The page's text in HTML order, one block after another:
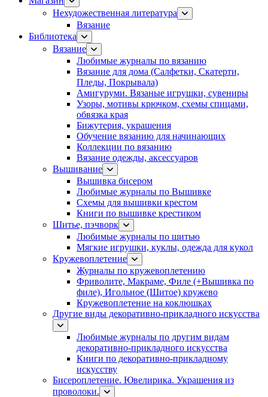
Нехудожественная литература
Вязание
Библиотека
Вязание
Любимые журналы по вязанию
Вязание для дома (Салфетки, Скатерти,
Пледы, Покрывала)
Амигуруми. Вязаные игрушки, сувениры
Узоры, мотивы крючком, схемы спицами,
обвязка края
Бижутерия, украшения
Обучение вязанию для начинающих
Коллекции по вязанию
Вязание одежды, аксессуаров
Вышивание
Вышивка бисером
Любимые журналы по Вышивке
Схемы для вышивки крестом
Книги по вышивке крестиком
Шитье, пэчворк
Любимые журналы по шитью
Мягкие игрушки, куклы, одежда для кукол
Кружевоплетение
Журналы по кружевоплетению
Фриволите, Макраме, Филе (+Вышивка по
филе), Игольное (Шитое) кружево
Кружевоплетение на коклюшках
Другие виды декоративно-прикладного искусства
Любимые журналы по другим видам
декоративно-прикладного искусства
Книги по декоративно-прикладному
искусству
Бисероплетение. Ювелирика. Украшения из
проволоки.